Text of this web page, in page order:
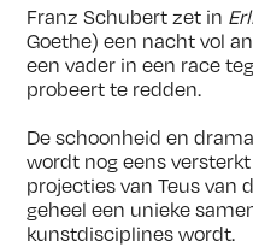
Franz Schubert zet in
Goethe) een nacht vol
een vader in een race
probeert te redden.
De schoonheid en
wordt nog eens
projecties van Teus van
geheel een unieke
kunstdisciplines wordt.